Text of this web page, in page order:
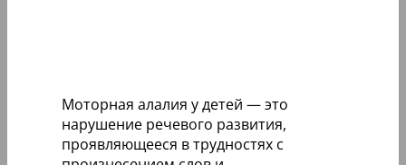
Моторная алалия у детей — это
нарушение речевого развития,
проявляющееся в трудностях с